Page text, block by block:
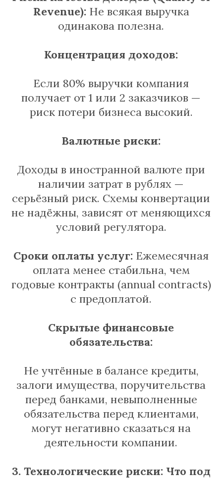
Revenue): Не всякая выручка
одинакова полезна.
Концентрация доходов:
Если 80% выручки компания
получает от 1 или 2 заказчиков —
риск потери бизнеса высокий.
Валютные риски:
Доходы в иностранной валюте при
наличии затрат в рублях —
серьёзный риск. Схемы конвертации
не надёжны, зависят от меняющихся
условий регулятора.
Сроки оплаты услуг: Ежемесячная
оплата менее стабильна, чем
годовые контракты (annual contracts)
с предоплатой.
Скрытые финансовые
обязательства:
Не учтённые в балансе кредиты,
залоги имущества, поручительства
перед банками, невыполненные
обязательства перед клиентами,
могут негативно сказаться на
деятельности компании.
3. Технологические риски: Что под